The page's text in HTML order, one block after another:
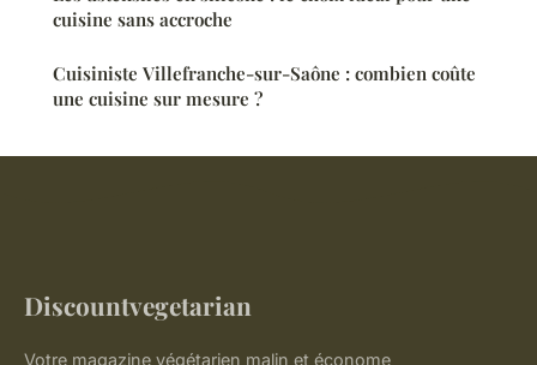
cuisine sans accroche
Cuisiniste Villefranche-sur-Saône : combien coûte
une cuisine sur mesure ?
Discountvegetarian
Votre magazine végétarien malin et économe